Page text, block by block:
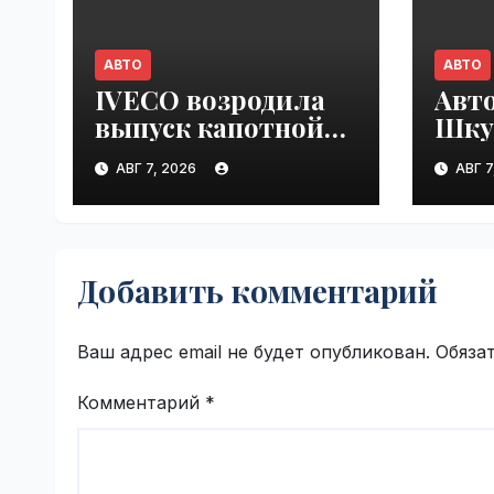
АВТО
IVECO возродила
выпуск капотной
модели Strator для
Европы |
VseTime.ru
АВГ 7, 2026
АВТО
АВГ
Добавить комментарий
Ваш адрес email не будет опубликован.
Комментарий *